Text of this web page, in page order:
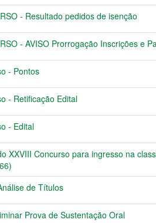
- Resultado pedidos de isenção
- AVISO Prorrogação Inscrições e
- Pontos
- Retificação Edital
- Edital
XXVIII Concurso para ingresso na
de Títulos
Prova de Sustentação Oral